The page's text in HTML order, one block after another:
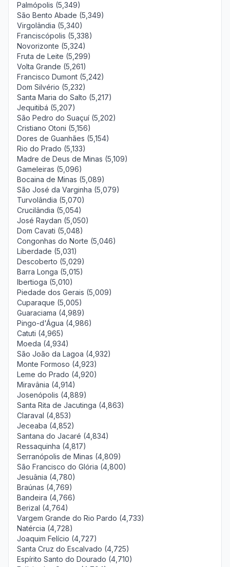
Palmópolis (5,349)
São Bento Abade (5,349)
Virgolândia (5,340)
Franciscópolis (5,338)
Novorizonte (5,324)
Fruta de Leite (5,299)
Volta Grande (5,261)
Francisco Dumont (5,242)
Dom Silvério (5,232)
Santa Maria do Salto (5,217)
Jequitibá (5,207)
São Pedro do Suaçuí (5,202)
Cristiano Otoni (5,156)
Dores de Guanhães (5,154)
Rio do Prado (5,133)
Madre de Deus de Minas (5,109)
Gameleiras (5,096)
Bocaina de Minas (5,089)
São José da Varginha (5,079)
Turvolândia (5,070)
Crucilândia (5,054)
José Raydan (5,050)
Dom Cavati (5,048)
Congonhas do Norte (5,046)
Liberdade (5,031)
Descoberto (5,029)
Barra Longa (5,015)
Ibertioga (5,010)
Piedade dos Gerais (5,009)
Cuparaque (5,005)
Guaraciama (4,989)
Pingo-d'Água (4,986)
Catuti (4,965)
Moeda (4,934)
São João da Lagoa (4,932)
Monte Formoso (4,923)
Leme do Prado (4,920)
Miravânia (4,914)
Josenópolis (4,889)
Santa Rita de Jacutinga (4,863)
Claraval (4,853)
Jeceaba (4,852)
Santana do Jacaré (4,834)
Ressaquinha (4,817)
Serranópolis de Minas (4,809)
São Francisco do Glória (4,800)
Jesuânia (4,780)
Braúnas (4,769)
Bandeira (4,766)
Berizal (4,764)
Vargem Grande do Rio Pardo (4,733)
Natércia (4,728)
Joaquim Felício (4,727)
Santa Cruz do Escalvado (4,725)
Espírito Santo do Dourado (4,710)